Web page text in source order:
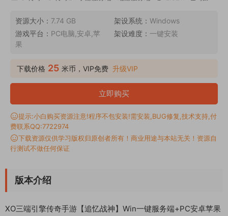
资源大小： 7.74 GB 架设系统： Windows
游戏平台： PC电脑,安卓,苹
果
架设难度： 一键安装
下载价格 25 米币，VIP免费 升级VIP
立即购买
提示:小白购买资源注意!程序不包安装!需安装,BUG修复,技术支持,付
费联系QQ:7722974
下载资源仅供学习版权归原创者所有！商业用途与本站无关！资源自
行测试不做任何保证
版本介绍
XO三端引擎传奇手游【追忆战神】Win一键服务端+PC安卓苹果